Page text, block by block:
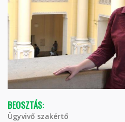
BEOSZTÁS:
Ügyvivő szakértő